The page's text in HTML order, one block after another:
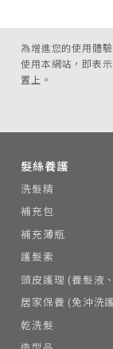
為增進您的使用體
使用本網站，即表
置上。
髮絲養護
洗髮精
補充包
補充薄瓶
護髮素
頭皮護理 (養髮液
居家保養 (免沖洗
乾洗髮